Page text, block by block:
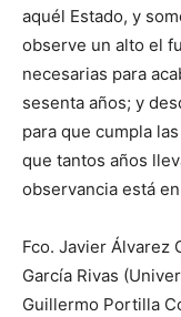
aquél Estado, y
observe un alto el
necesarias para
sesenta años; y
para que cumpla
que tantos años
observancia está
Fco. Javier Álvarez
García Rivas
Guillermo Portilla